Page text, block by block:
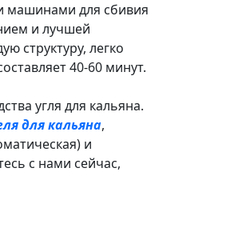
машинами для сбивия
и лучшей
структуру, легко
40-60 минут.
угля для кальяна.
для кальяна,
и
с нами сейчас,